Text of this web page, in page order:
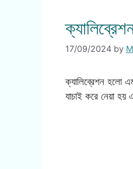
17/09/2024 by
ক্যালিব্রেশন হলো
যাচাই করে নেয়া হয়